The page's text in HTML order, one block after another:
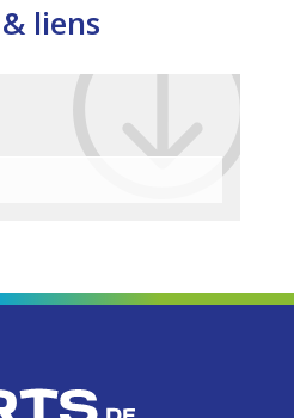
liens